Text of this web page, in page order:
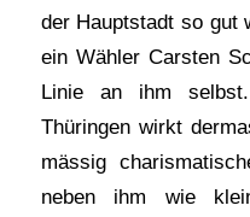
der Hauptstadt so gut
ein Wähler Carsten
Linie an ihm
Thüringen wirkt
mässig
neben ihm wie